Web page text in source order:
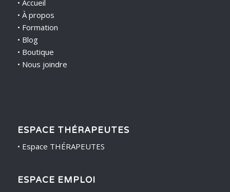
• Accueil
• À propos
• Formation
• Blog
• Boutique
• Nous joindre
ESPACE THÉRAPEUTES
• Espace THÉRAPEUTES
ESPACE EMPLOI